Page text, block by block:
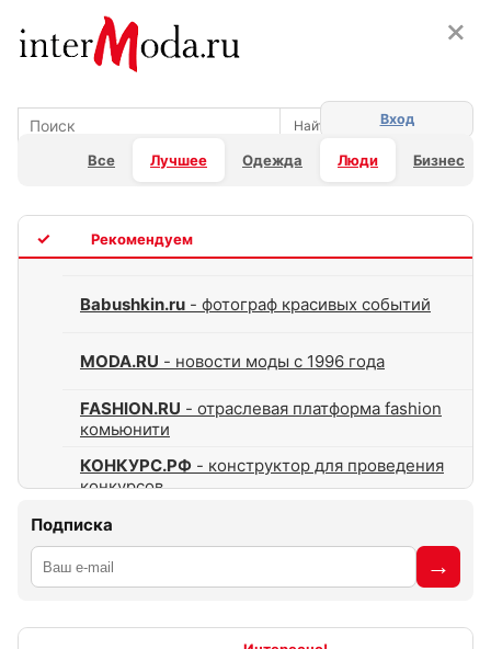
Все Лучшее Одежда Люди Бизнес
Вход
Babushkin.ru - фотограф красивых событий
MODA.RU - новости моды с 1996 года
FASHION.RU - отраслевая платформа fashion
комьюнити
КОНКУРС.РФ - конструктор для проведения
конкурсов
Подписка
×
×